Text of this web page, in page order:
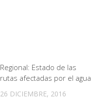
Regional: Estado de las
rutas afectadas por el agua
26 DICIEMBRE, 2016